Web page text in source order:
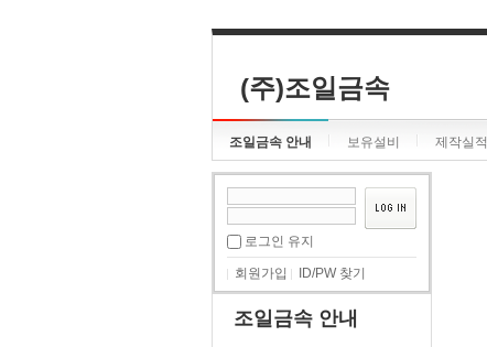
(주)조일금속
조일금속 안내 보유설비 제작실적
로그인 유지
회원가입 ID/PW 찾기
조일금속 안내